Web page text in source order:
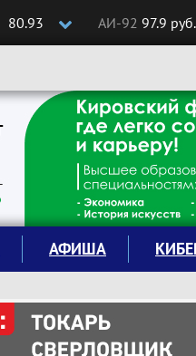
80.93 АИ-92 97.9 руб.
АФИША